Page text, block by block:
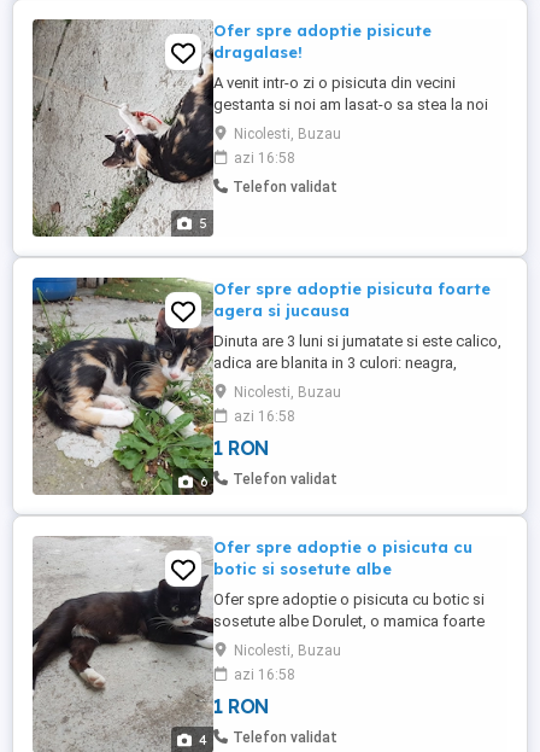
5
Ofer spre adoptie pisicute
dragalase!
A venit intr-o zi o pisicuta din vecini
gestanta si noi am lasat-o sa stea la noi
pana naste puii, deoarece era frig. Noi mai
avem trei pisici acasa si Dorulet, pisicuta
din vecini, nu se impaca cu ele, le alunga
si vrea doar ea sa fie stapana in curte. In
Nicolesti, Buzau
azi 16:58
Telefon validat
6
Ofer spre adoptie pisicuta foarte
agera si jucausa
Dinuta are 3 luni si jumatate si este calico,
adica are blanita in 3 culori: neagra,
portocalie si alba si ochisorii verzi aurii. S-
a nascut dintr-o pisica fara stapan si am
avut noi grija de ea pana acum dar, avand
si alte pisicute, nu o mai putem tine si pe
ea. Este foarte curioasa si agera, jucausa
Nicolesti, Buzau
azi 16:58
1 RON
Telefon validat
4
Ofer spre adoptie o pisicuta cu
botic si sosetute albe
Ofer spre adoptie o pisicuta cu botic si
sosetute albe Dorulet, o mamica foarte
grijulie, iubitoare si fidela, pe care am
sterilizat-o dupa ce a nascut in aprilie.
Daca va doriti o pisicuta care sa va fie
mereu aproape, Dorulet este ceea ce
cautati, e de ajuns sa o mangaiati putin si
Nicolesti, Buzau
azi 16:58
1 RON
Telefon validat